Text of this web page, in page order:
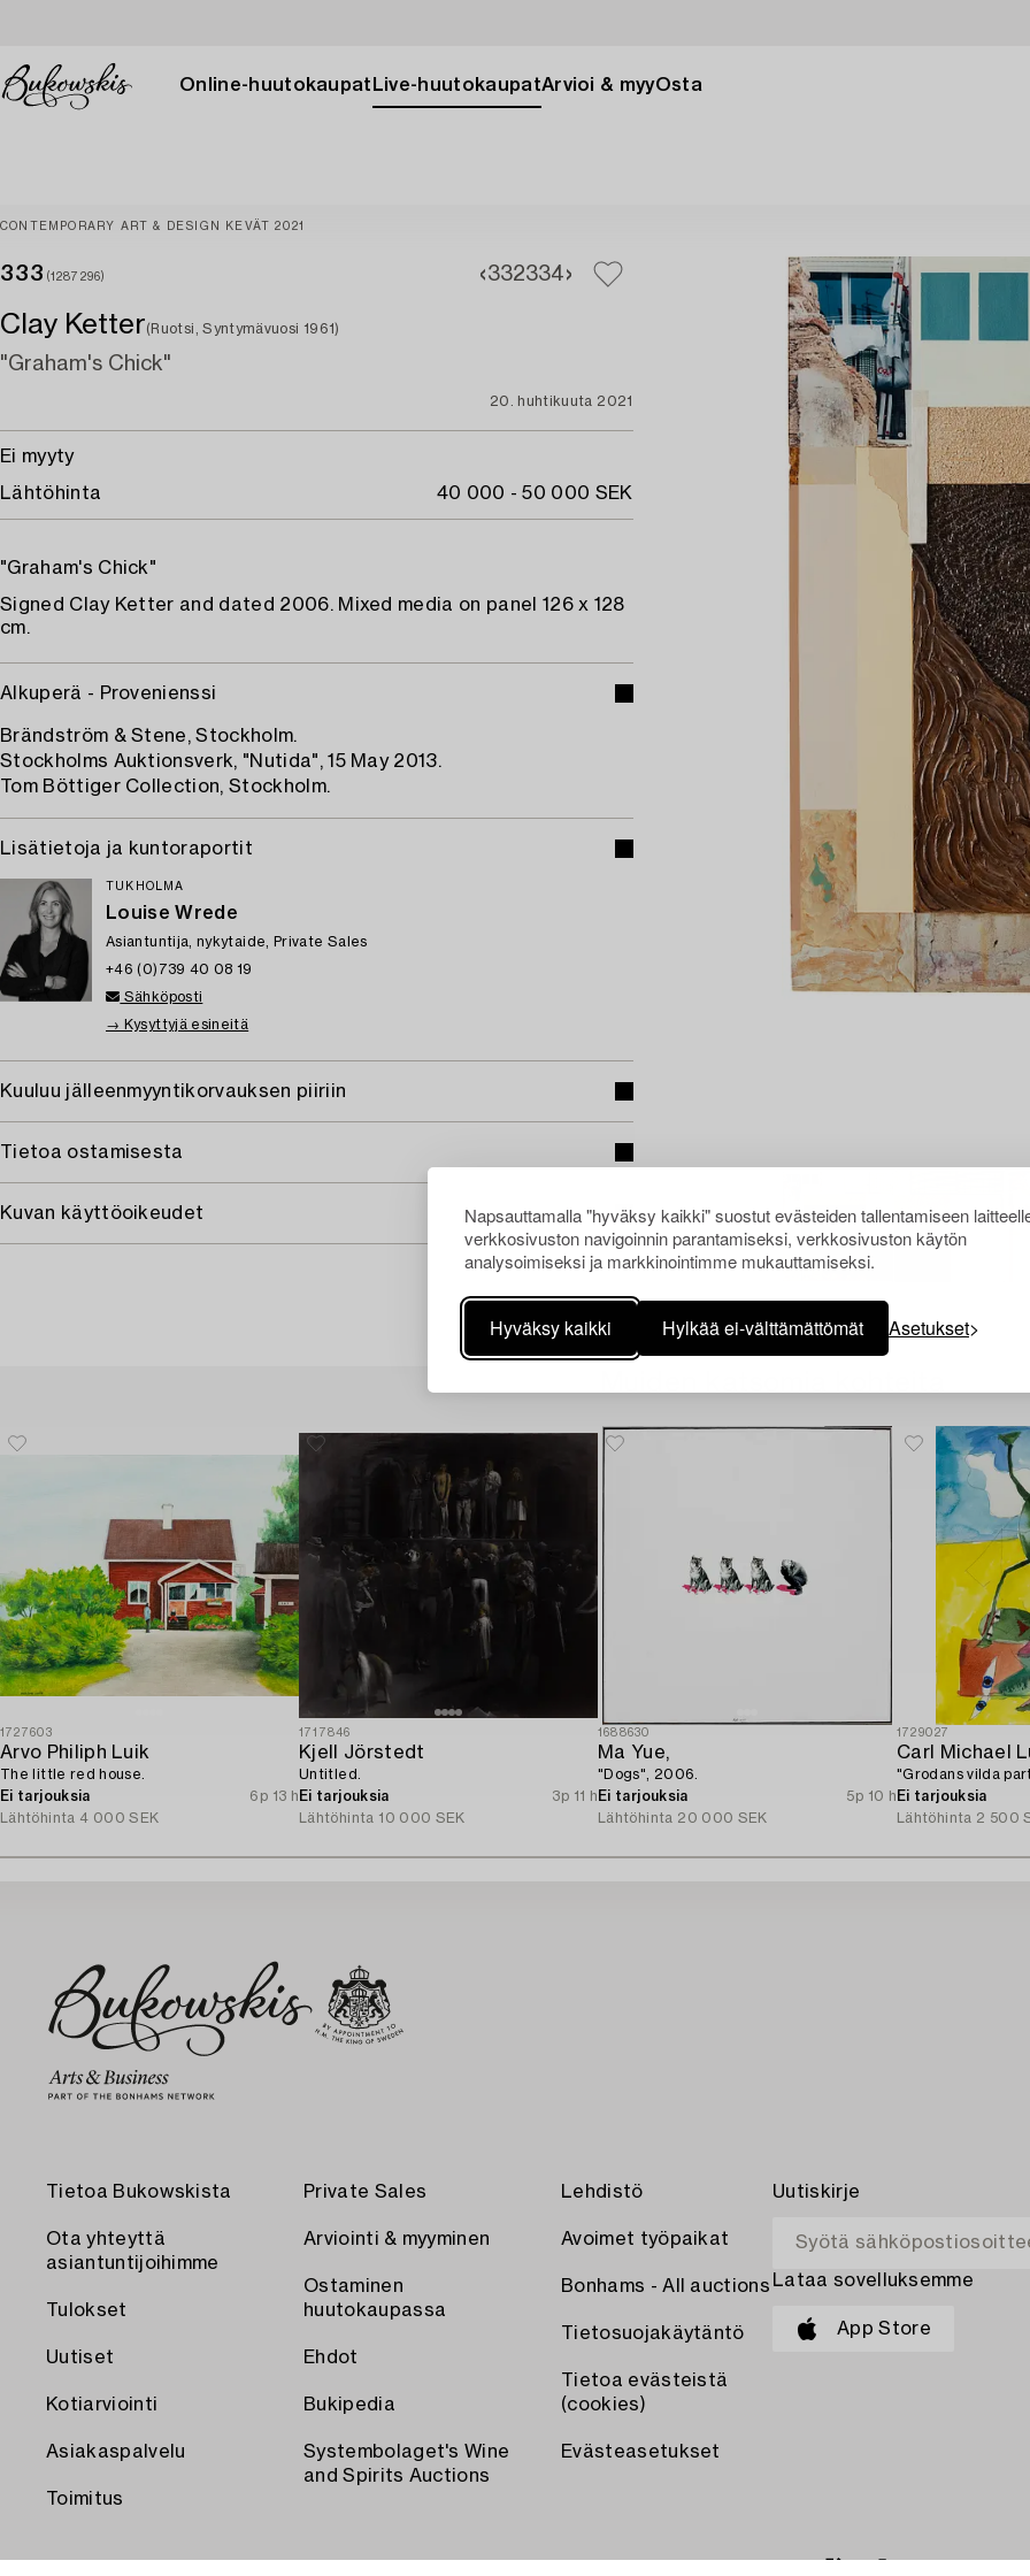
Napsauttamalla "hyväksy kaikki" suostut evästeiden tallentamiseen
verkkosivuston navigoinnin parantamiseksi, verkkosivuston käytön
analysoimiseksi ja markkinointimme mukauttamiseksi.
Hyväksy kaikki Hylkää ei-välttämättömät Asetukset
Online-huutokaupat Live-huutokaupatArvioi & myyOsta
CONTEMPORARY ART & DESIGN KEVÄT 2021
333 (1287296) 332334
Clay Ketter(Ruotsi, Syntymävuosi 1961)
"Graham's Chick"
20. huhtikuuta 2021
Ei myyty
Lähtöhinta
40 000 - 50 000 SEK
"Graham's Chick"
Signed Clay Ketter and dated 2006. Mixed media on panel 126 x 128
cm.
Alkuperä - Provenienssi
Brändström & Stene, Stockholm.
Stockholms Auktionsverk, "Nutida", 15 May 2013.
Tom Böttiger Collection, Stockholm.
Lisätietoja ja kuntoraportit
TUKHOLMA
Louise Wrede
Asiantuntija, nykytaide, Private Sales
+46 (0)739 40 08 19
Sähköposti
→ Kysyttyjä esineitä
Kuuluu jälleenmyyntikorvauksen piiriin
Tietoa ostamisesta
Kuvan käyttöoikeudet
1727603
Arvo Philiph Luik
The little red house.
Ei tarjouksia
6p 13 h
Lähtöhinta 4 000 SEK
1717846
Kjell Jörstedt
Untitled.
Ei tarjouksia
3p 11 h
Lähtöhinta 10 000 SEK
1688630
Ma Yue,
"Dogs", 2006.
Ei tarjouksia
5p 10 h
Lähtöhinta 20 000 SEK
1729027
Carl Michael
"Grodans vilda
Ei tarjouksia
Lähtöhinta 2 500
Tietoa Bukowskista
Ota yhteyttä
asiantuntijoihimme
Tulokset
Uutiset
Kotiarviointi
Asiakaspalvelu
Toimitus
Private Sales
Arviointi & myyminen
Ostaminen
huutokaupassa
Ehdot
Bukipedia
Systembolaget's Wine
and Spirits Auctions
Lehdistö
Avoimet työpaikat
Bonhams - All auctions
Tietosuojakäytäntö
Tietoa evästeistä
(cookies)
Evästeasetukset
Uutiskirje
Lataa sovelluksemme
App Store